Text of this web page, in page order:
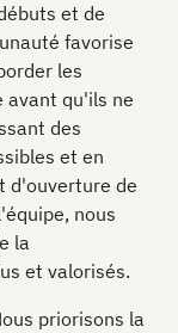
et de
favorise
les
avant qu'ils ne
des
et en
d'ouverture de
nous
la
et valorisés.
priorisons la